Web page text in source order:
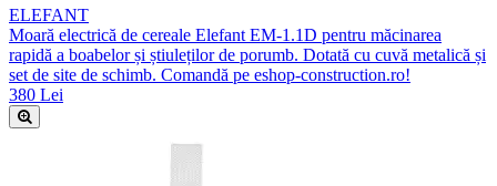
ELEFANT
Moară electrică de cereale Elefant EM-1.1D pentru măcinarea
rapidă a boabelor și știuleților de porumb. Dotată cu cuvă metalică și
set de site de schimb. Comandă pe eshop-construction.ro!
380 Lei